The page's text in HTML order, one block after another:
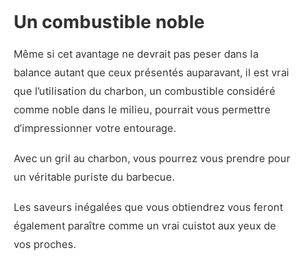
Un combustible noble
Même si cet avantage ne devrait pas peser dans la
balance autant que ceux présentés auparavant, il est vrai
que l’utilisation du charbon, un combustible considéré
comme noble dans le milieu, pourrait vous permettre
d’impressionner votre entourage.
Avec un gril au charbon, vous pourrez vous prendre pour
un véritable puriste du barbecue.
Les saveurs inégalées que vous obtiendrez vous feront
également paraître comme un vrai cuistot aux yeux de
vos proches.